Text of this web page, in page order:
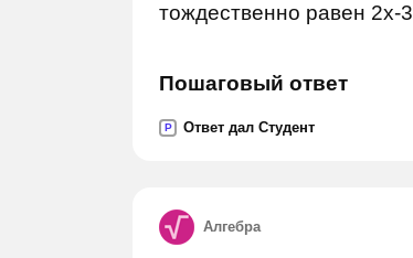
тождественно равен 2x-3
Пошаговый ответ
P Ответ дал Студент
Алгебра